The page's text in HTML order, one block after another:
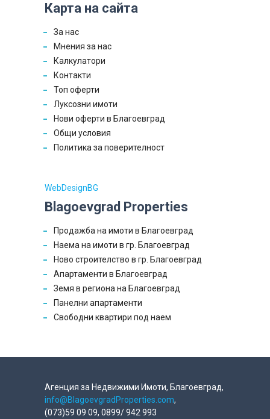
Карта на сайта
За нас
Мнения за нас
Калкулатори
Контакти
Топ оферти
Луксозни имоти
Нови оферти в Благоевград
Общи условия
Политика за поверителност
WebDesignBG
Blagoevgrad Properties
Продажба на имоти в Благоевград
Наема на имоти в гр. Благоевград
Ново строителство в гр. Благоевград
Апартаменти в Благоевград
Земя в региона на Благоевград
Панелни апартаменти
Свободни квартири под наем
Агенция за Недвижими Имоти, Благоевград,
info@BlagoevgradProperties.com,
(073)59 09 09, 0899/ 942 993